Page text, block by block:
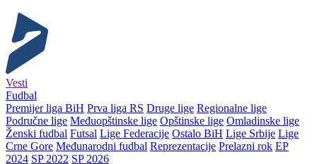
Vesti
Fudbal
Premijer liga BiH Prva liga RS Druge lige Regionalne lige
Područne lige Međuopštinske lige Opštinske lige Omladinske lige
Ženski fudbal Futsal Lige Federacije Ostalo BiH Lige Srbije Lige
Crne Gore Međunarodni fudbal Reprezentacije Prelazni rok EP
2024 SP 2022 SP 2026